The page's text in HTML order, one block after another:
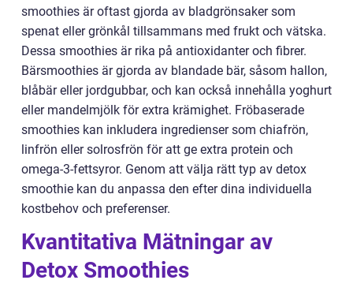
smoothies är oftast gjorda av bladgrönsaker som
spenat eller grönkål tillsammans med frukt och vätska.
Dessa smoothies är rika på antioxidanter och fibrer.
Bärsmoothies är gjorda av blandade bär, såsom hallon,
blåbär eller jordgubbar, och kan också innehålla yoghurt
eller mandelmjölk för extra krämighet. Fröbaserade
smoothies kan inkludera ingredienser som chiafrön,
linfrön eller solrosfrön för att ge extra protein och
omega-3-fettsyror. Genom att välja rätt typ av detox
smoothie kan du anpassa den efter dina individuella
kostbehov och preferenser.
Kvantitativa Mätningar av
Detox Smoothies